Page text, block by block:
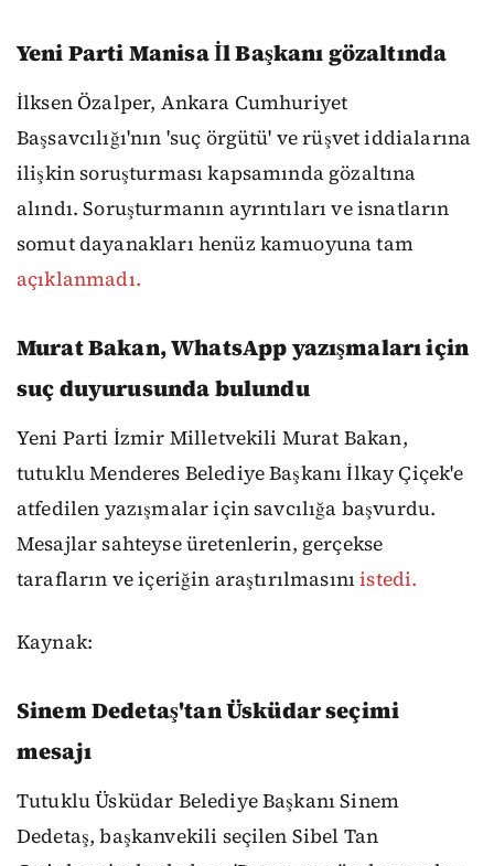
Yeni Parti Manisa İl Başkanı gözaltında
İlksen Özalper, Ankara Cumhuriyet
Başsavcılığı'nın 'suç örgütü' ve rüşvet iddialarına
ilişkin soruşturması kapsamında gözaltına
alındı. Soruşturmanın ayrıntıları ve isnatların
somut dayanakları henüz kamuoyuna tam
açıklanmadı.
Murat Bakan, WhatsApp yazışmaları için
suç duyurusunda bulundu
Yeni Parti İzmir Milletvekili Murat Bakan,
tutuklu Menderes Belediye Başkanı İlkay Çiçek'e
atfedilen yazışmalar için savcılığa başvurdu.
Mesajlar sahteyse üretenlerin, gerçekse
tarafların ve içeriğin araştırılmasınıistedi.
Kaynak:
Sinem Dedetaş'tan Üsküdar seçimi
mesajı
Tutuklu Üsküdar Belediye Başkanı Sinem
Dedetaş, başkanvekili seçilen Sibel Tan